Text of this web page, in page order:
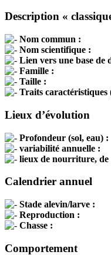
Description «
Nom commun :
Nom scientifique :
Lien vers une base de
Famille :
Taille :
Traits
Lieux d’évolution
Profondeur (sol, eau) :
variabilité annuelle :
lieux de nourriture,
Calendrier annuel
Stade alevin/larve :
Reproduction :
Chasse :
Comportement